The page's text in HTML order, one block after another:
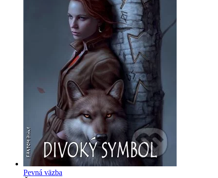
Pevná väzba